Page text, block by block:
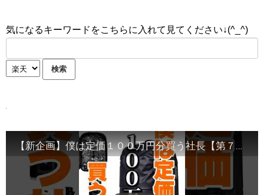
気になるキーワードをこちらに入れて見てください↓(^_^)
【新企画】僕は定価１００万円分買う社長【第７５話】旅行・出張の「入らない」「重い」「増える」のストレス全部まとめて解決！このバックパックは真空圧縮×拡張設計！見た目スリムなのにジッパー拡張で最大60L